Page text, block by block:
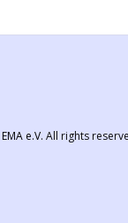
EMA e.V. All rights